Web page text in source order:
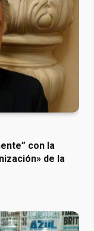
con la
de la